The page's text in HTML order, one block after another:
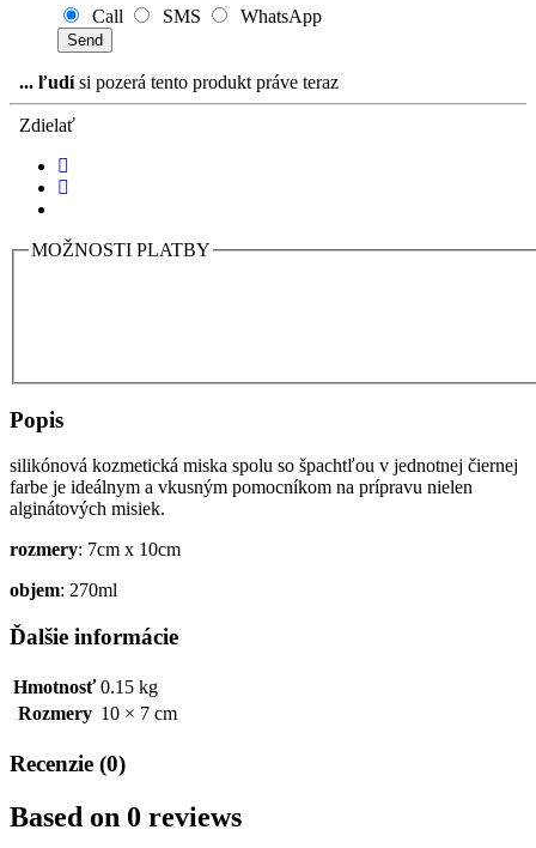
Call SMS WhatsApp
... ľudísi pozerá tento produkt práve teraz
Zdielať
MOŽNOSTI PLATBY
Popis
silikónová kozmetická miska spolu so špachtľou v jednotnej čiernej
farbe je ideálnym a vkusným pomocníkom na prípravu nielen
alginátových misiek.
rozmery: 7cm x 10cm
objem: 270ml
Ďalšie informácie
Hmotnosť 0.15 kg
Rozmery 10 × 7 cm
Recenzie (0)
Based on 0 reviews